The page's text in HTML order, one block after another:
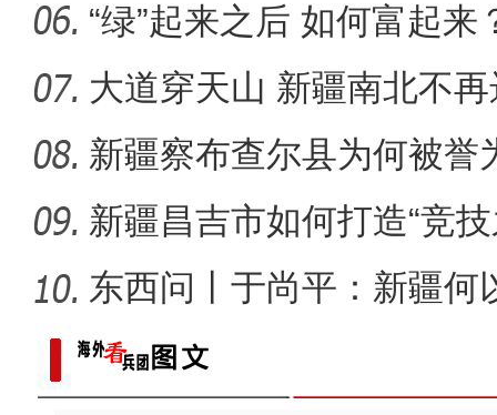
绘“同心
“绿”起来之后 如何富起来
大道穿天山 新疆南北不
新疆察布查尔县为何被誉
新疆昌吉市如何打造“竞
东西问丨于尚平：新疆何
局？